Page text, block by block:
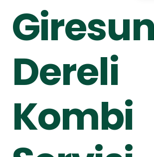
Giresun
Dereli
Kombi